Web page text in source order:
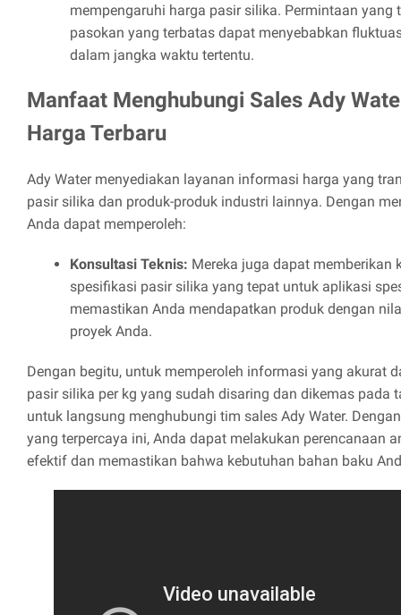
mempengaruhi harga pasir silika. Permintaan yang
pasokan yang terbatas dapat menyebabkan
dalam jangka waktu tertentu.
Manfaat Menghubungi Sales Ady
Harga Terbaru
Ady Water menyediakan layanan informasi harga yang
pasir silika dan produk-produk industri lainnya. Dengan
Anda dapat memperoleh:
Konsultasi Teknis: Mereka juga dapat memberikan
spesifikasi pasir silika yang tepat untuk aplikasi
memastikan Anda mendapatkan produk dengan
proyek Anda.
Dengan begitu, untuk memperoleh informasi yang akurat
pasir silika per kg yang sudah disaring dan dikemas pada
untuk langsung menghubungi tim sales Ady Water.
yang terpercaya ini, Anda dapat melakukan perencanaan
efektif dan memastikan bahwa kebutuhan bahan baku